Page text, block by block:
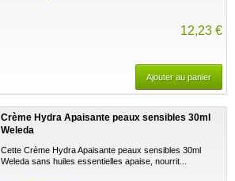
12,23 €
Ajouter au panier
Crème Hydra Apaisante peaux sensibles 30ml
Weleda
Cette Crème Hydra Apaisante peaux sensibles 30ml
Weleda sans huiles essentielles apaise, nourrit...